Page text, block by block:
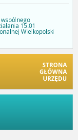
15.01
Wielkopolski
STRONA
GŁÓWNA
URZĘDU